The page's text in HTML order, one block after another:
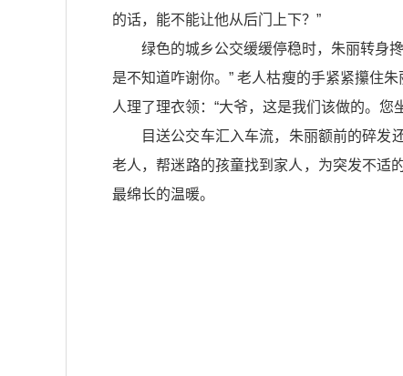
的话，能不能让他从后门上下？”​
绿色的城乡公交缓缓停稳时，朱丽转身
是不知道咋谢你。” 老人枯瘦的手紧紧攥住
人理了理衣领：“大爷，这是我们该做的。您
目送公交车汇入车流，朱丽额前的碎发
老人，帮迷路的孩童找到家人，为突发不适
最绵长的温暖。